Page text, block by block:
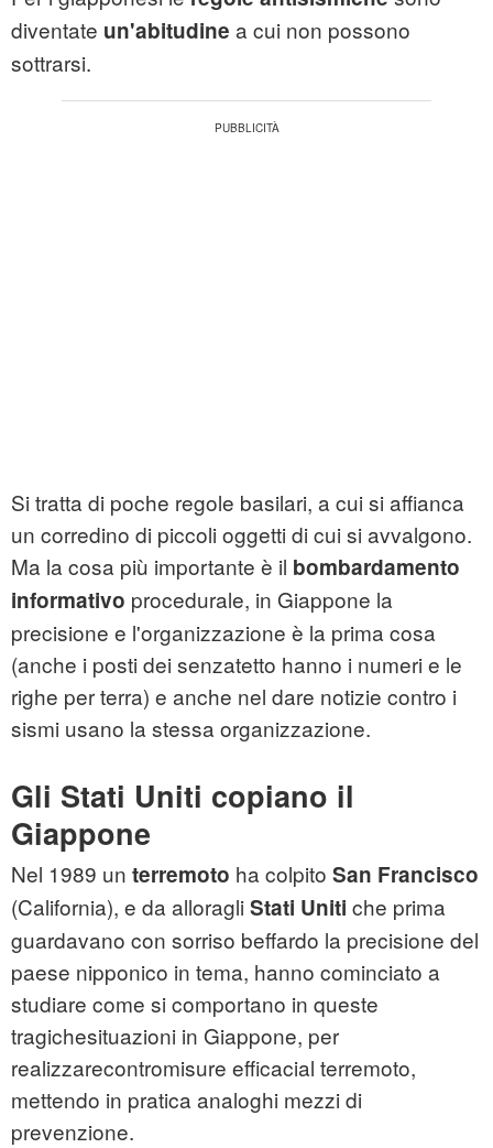
diventate un'abitudine a cui non possono
sottrarsi.
Si tratta di poche regole basilari, a cui si affianca
un corredino di piccoli oggetti di cui si avvalgono.
Ma la cosa più importante è il bombardamento
informativo procedurale, in Giappone la
precisione e l'organizzazione è la prima cosa
(anche i posti dei senzatetto hanno i numeri e le
righe per terra) e anche nel dare notizie contro i
sismi usano la stessa organizzazione.
Gli Stati Uniti copiano il
Giappone
Nel 1989 un terremoto ha colpito San Francisco
(California), e da alloragli Stati Uniti che prima
guardavano con sorriso beffardo la precisione del
paese nipponico in tema, hanno cominciato a
studiare come si comportano in queste
tragichesituazioni in Giappone, per
realizzarecontromisure efficacial terremoto,
mettendo in pratica analoghi mezzi di
prevenzione.